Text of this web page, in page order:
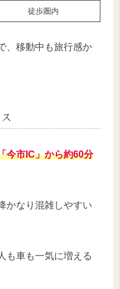
徒歩圏内
、移動中も旅行感か
今市IC」から約60分
かなり混雑しやすい
も車も一気に増える